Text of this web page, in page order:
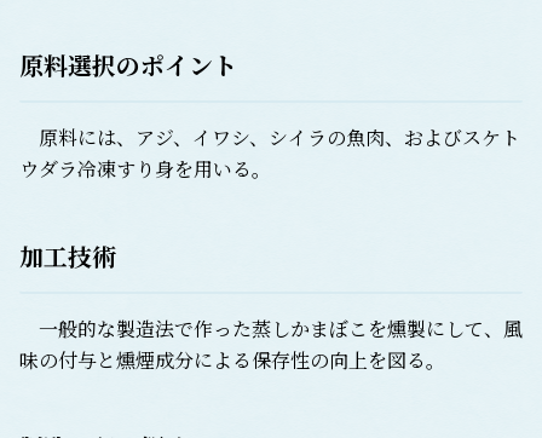
原料選択のポイント
原料には、アジ、イワシ、シイラの魚肉、およびスケト
ウダラ冷凍すり身を用いる。
加工技術
一般的な製造法で作った蒸しかまぼこを燻製にして、風
味の付与と燻煙成分による保存性の向上を図る。